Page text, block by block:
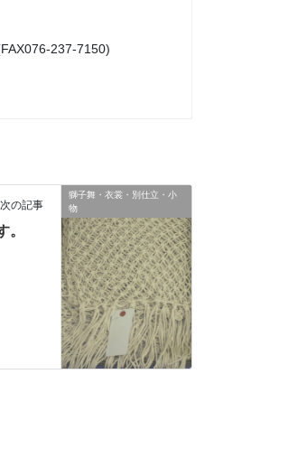
237-7150)
獅子舞・衣裳・別仕立・小
物
次の記事
。